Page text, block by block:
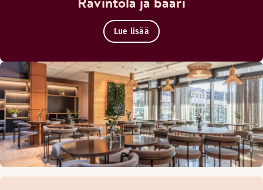
Lue lisää